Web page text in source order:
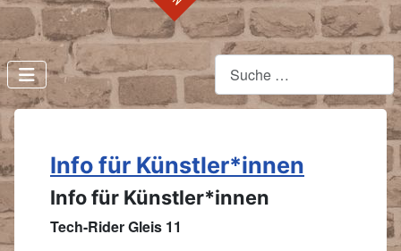
Info für Künstler*innen
Info für Künstler*innen
Tech-Rider Gleis 11